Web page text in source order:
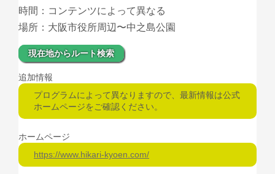
時間：コンテンツによって異なる
場所：大阪市役所周辺〜中之島公園
現在地からルート検索
追加情報
プログラムによって異なりますので、最新情報は公式
ホームページをご確認ください。
ホームページ
https://www.hikari-kyoen.com/